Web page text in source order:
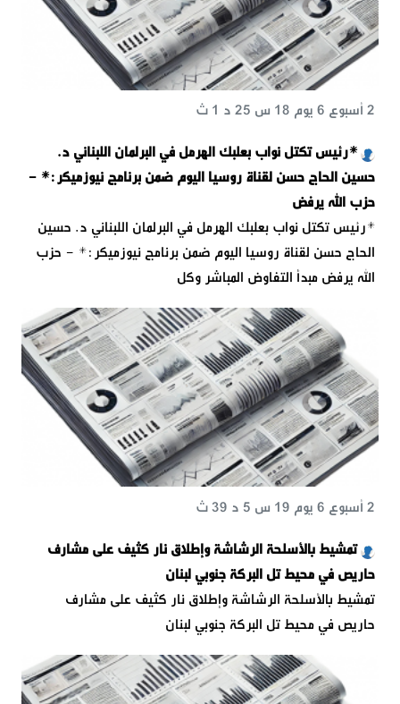
*رئيس تكتل نواب بعلبك الهرمل في البرلمان اللبناني د.
حسين الحاج حسن لقناة روسيا اليوم ضمن برنامج نيوزميكر:* -
حزب الله يرفض
2 أسبوع 6 يوم 18 س 25 د 1 ث
*رئيس تكتل نواب بعلبك الهرمل في البرلمان اللبناني د. حسين
الحاج حسن لقناة روسيا اليوم ضمن برنامج نيوزميكر:* - حزب
الله يرفض مبدأ التفاوض المباشر وكل
تمشيط بالأسلحة الرشاشة وإطلاق نار كثيف على مشارف
حاريص في محيط تل البركة جنوبي لبنان
2 أسبوع 6 يوم 19 س 5 د 39 ث
تمشيط بالأسلحة الرشاشة وإطلاق نار كثيف على مشارف
حاريص في محيط تل البركة جنوبي لبنان